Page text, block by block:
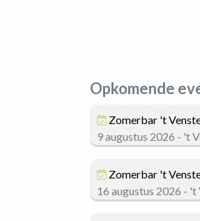
Opkomende
Zomerbar 't
9 augustus 2026 - 't
Zomerbar 't
16 augustus 2026 - 't